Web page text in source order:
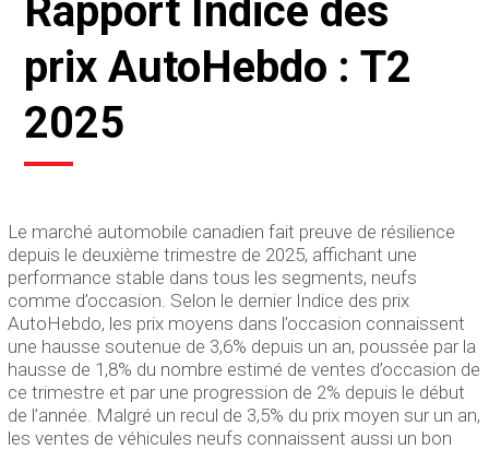
Rapport Indice des
prix AutoHebdo : T2
2025
Le marché automobile canadien fait preuve de résilience
depuis le deuxième trimestre de 2025, affichant une
performance stable dans tous les segments, neufs
comme d’occasion. Selon le dernier Indice des prix
AutoHebdo, les prix moyens dans l’occasion connaissent
une hausse soutenue de 3,6% depuis un an, poussée par la
hausse de 1,8% du nombre estimé de ventes d’occasion de
ce trimestre et par une progression de 2% depuis le début
de l’année. Malgré un recul de 3,5% du prix moyen sur un an,
les ventes de véhicules neufs connaissent aussi un bon